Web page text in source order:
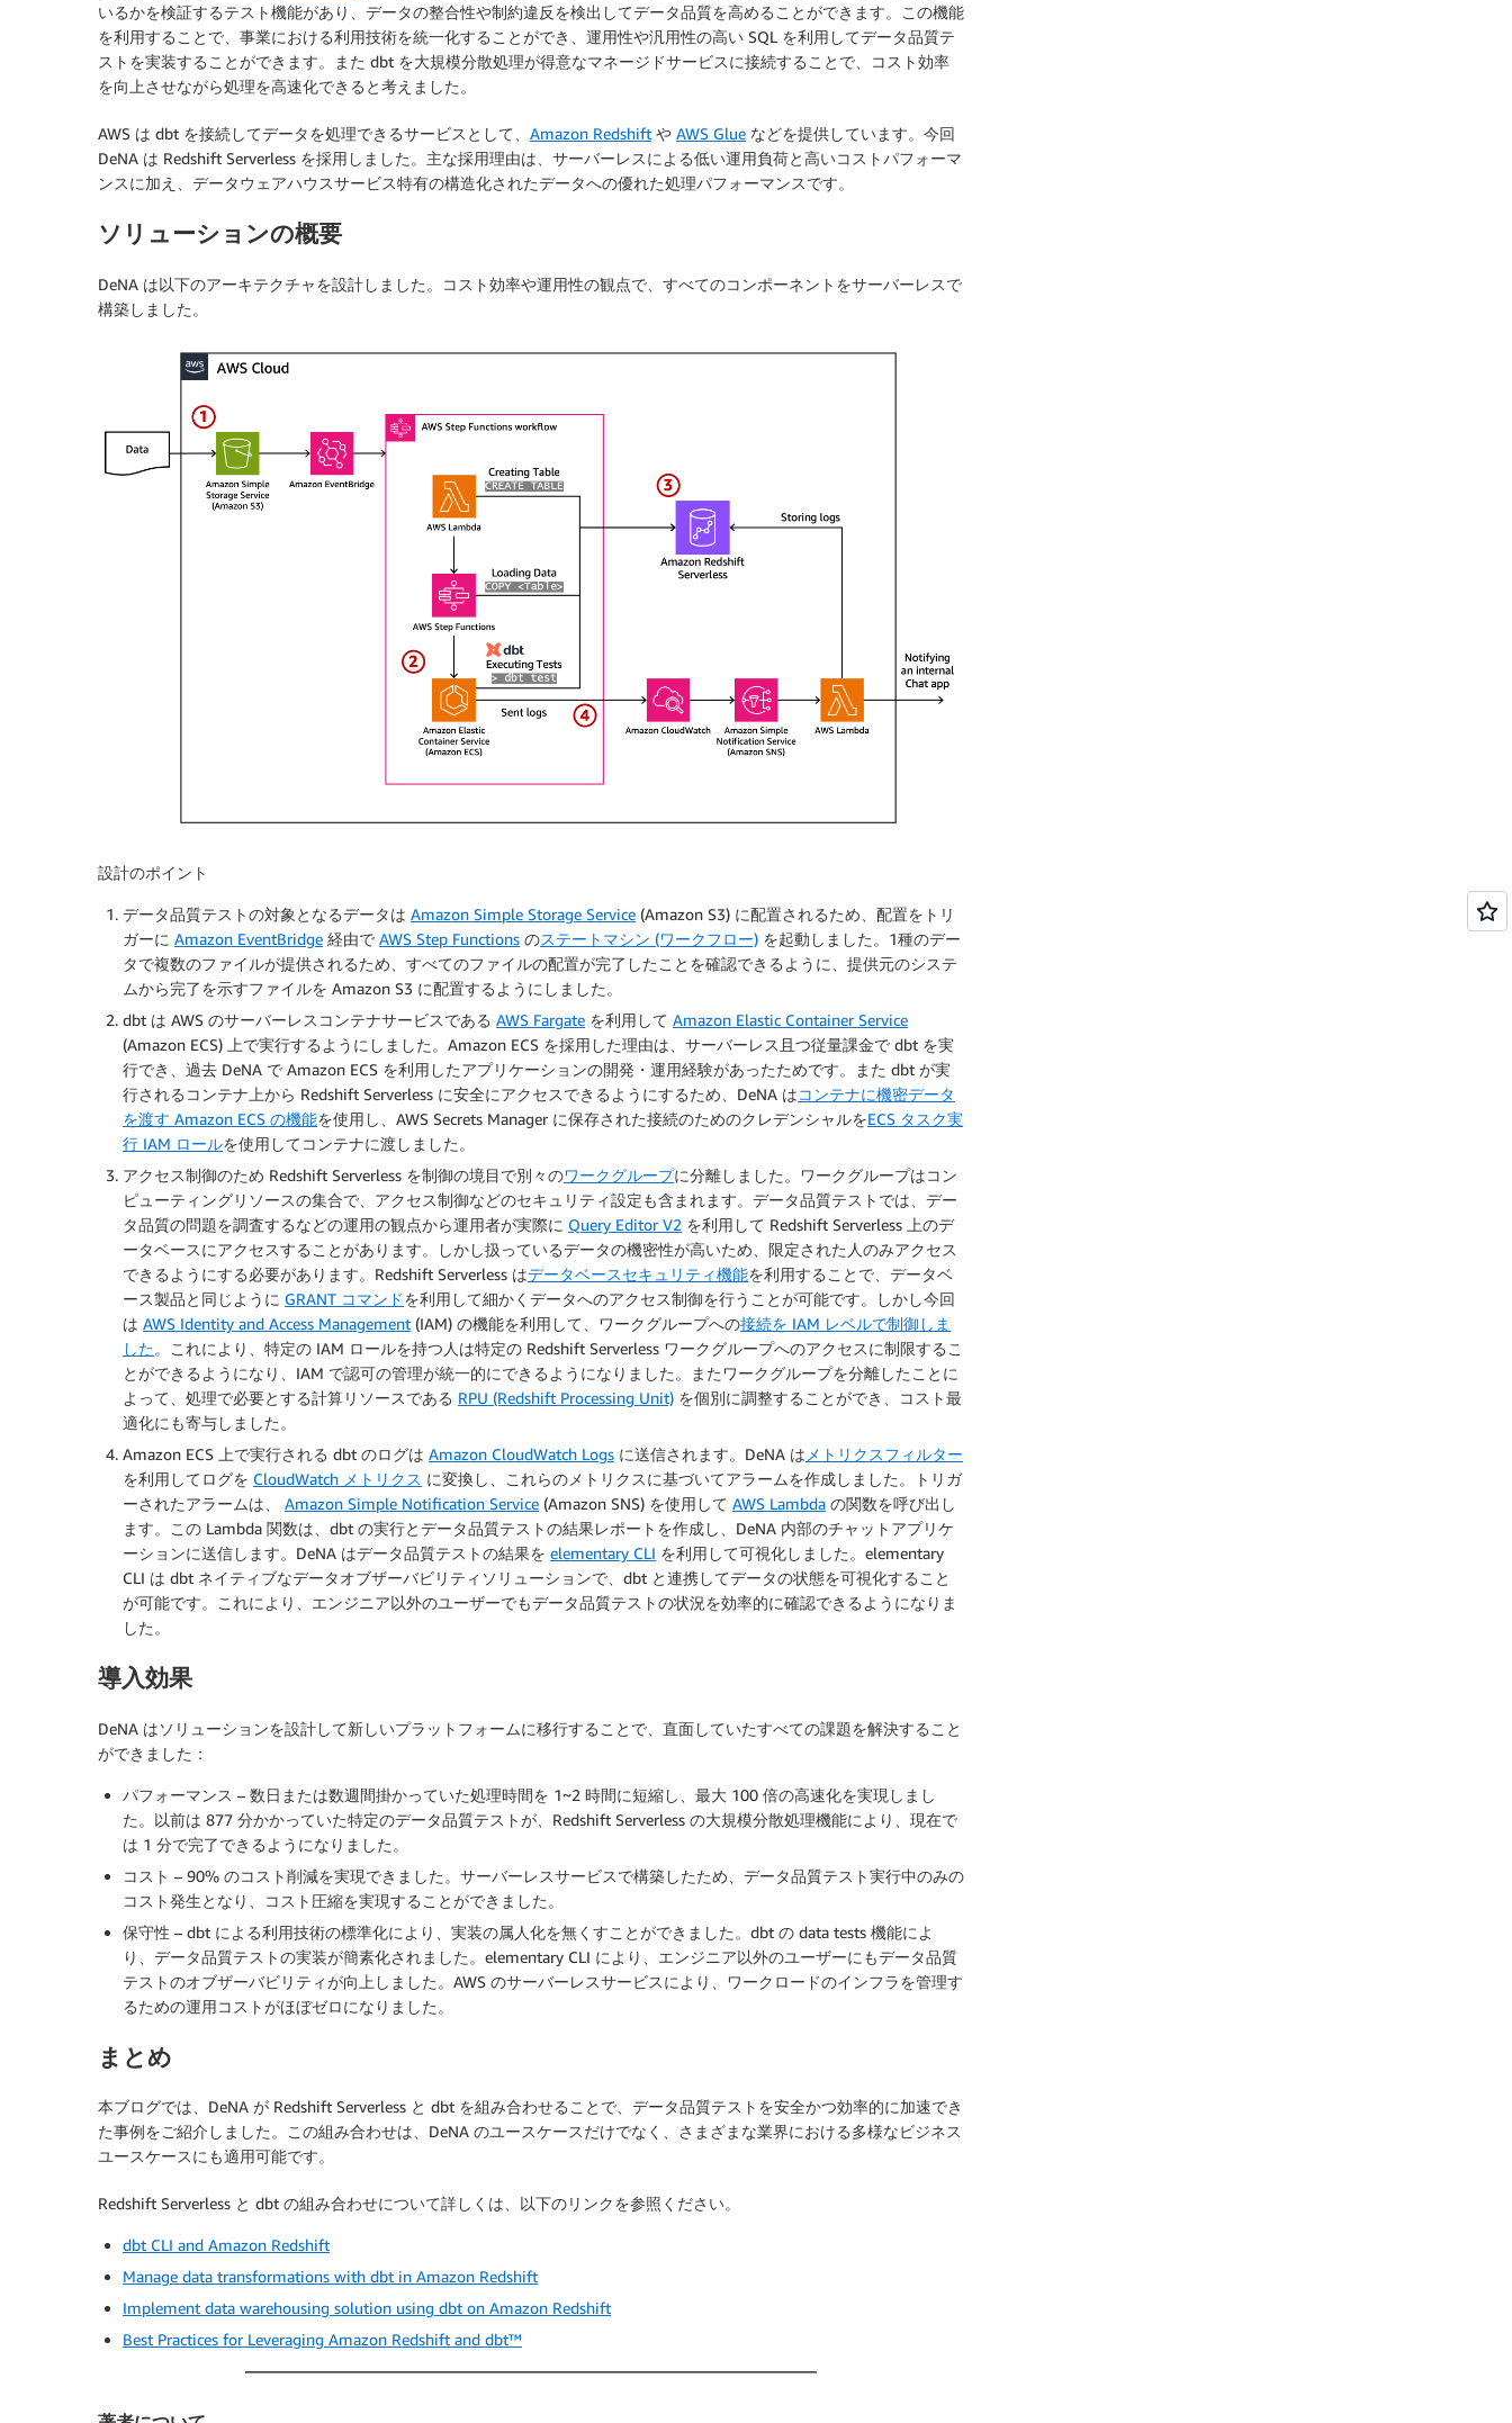
いるかを検証するテスト機能があり、データの整合性や制約違反を検出してデータ品質を高めることができます。この機能
を利用することで、事業における利用技術を統一化することができ、運用性や汎用性の高い SQL を利用してデータ品質テ
ストを実装することができます。また dbt を大規模分散処理が得意なマネージドサービスに接続することで、コスト効率
を向上させながら処理を高速化できると考えました。
AWS は dbt を接続してデータを処理できるサービスとして、 Amazon Redshift や AWS Glue などを提供しています。今回
DeNA は Redshift Serverless を採用しました。主な採用理由は、サーバーレスによる低い運用負荷と高いコストパフォーマ
ンスに加え、データウェアハウスサービス特有の構造化されたデータへの優れた処理パフォーマンスです。
ソリューションの概要
DeNA は以下のアーキテクチャを設計しました。コスト効率や運用性の観点で、すべてのコンポーネントをサーバーレスで
構築しました。
設計のポイント
データ品質テストの対象となるデータは Amazon Simple Storage Service (Amazon S3) に配置されるため、配置をトリ
ガーに Amazon EventBridge 経由で AWS Step Functions のステートマシン (ワークフロー) を起動しました。1種のデー
タで複数のファイルが提供されるため、すべてのファイルの配置が完了したことを確認できるように、提供元のシステ
ムから完了を示すファイルを Amazon S3 に配置するようにしました。
dbt は AWS のサーバーレスコンテナサービスである AWS Fargate を利用して Amazon Elastic Container Service
(Amazon ECS) 上で実行するようにしました。Amazon ECS を採用した理由は、サーバーレス且つ従量課金で dbt を実
行でき、過去 DeNA で Amazon ECS を利用したアプリケーションの開発・運用経験があったためです。また dbt が実
行されるコンテナ上から Redshift Serverless に安全にアクセスできるようにするため、DeNA はコンテナに機密データ
を渡す Amazon ECS の機能を使用し、AWS Secrets Manager に保存された接続のためのクレデンシャルをECS タスク実
行 IAM ロールを使用してコンテナに渡しました。
アクセス制御のため Redshift Serverless を制御の境目で別々のワークグループに分離しました。ワークグループはコン
ピューティングリソースの集合で、アクセス制御などのセキュリティ設定も含まれます。データ品質テストでは、デー
タ品質の問題を調査するなどの運用の観点から運用者が実際に Query Editor V2 を利用して Redshift Serverless 上のデ
ータベースにアクセスすることがあります。しかし扱っているデータの機密性が高いため、限定された人のみアクセス
できるようにする必要があります。Redshift Serverless はデータベースセキュリティ機能を利用することで、データベ
ース製品と同じように GRANT コマンドを利用して細かくデータへのアクセス制御を行うことが可能です。しかし今回
は AWS Identity and Access Management (IAM) の機能を利用して、ワークグループへの接続を IAM レベルで制御しま
した。これにより、特定の IAM ロールを持つ人は特定の Redshift Serverless ワークグループへのアクセスに制限するこ
とができるようになり、IAM で認可の管理が統一的にできるようになりました。またワークグループを分離したことに
よって、処理で必要とする計算リソースである RPU (Redshift Processing Unit) を個別に調整することができ、コスト最
適化にも寄与しました。
Amazon ECS 上で実行される dbt のログは Amazon CloudWatch Logs に送信されます。DeNA は メトリクスフィルター
を利用してログを CloudWatch メトリクス に変換し、これらのメトリクスに基づいてアラームを作成しました。トリガ
ーされたアラームは、 Amazon Simple Notification Service (Amazon SNS) を使用して AWS Lambda の関数を呼び出し
ます。この Lambda 関数は、dbt の実行とデータ品質テストの結果レポートを作成し、DeNA 内部のチャットアプリケ
ーションに送信します。DeNA はデータ品質テストの結果を elementary CLI を利用して可視化しました。elementary
CLI は dbt ネイティブなデータオブザーバビリティソリューションで、dbt と連携してデータの状態を可視化すること
が可能です。これにより、エンジニア以外のユーザーでもデータ品質テストの状況を効率的に確認できるようになりま
した。
導入効果
DeNA はソリューションを設計して新しいプラットフォームに移行することで、直面していたすべての課題を解決すること
ができました：
パフォーマンス – 数日または数週間掛かっていた処理時間を 1~2 時間に短縮し、最大 100 倍の高速化を実現しまし
た。以前は 877 分かかっていた特定のデータ品質テストが、Redshift Serverless の大規模分散処理機能により、現在で
は 1 分で完了できるようになりました。
コスト – 90% のコスト削減を実現できました。サーバーレスサービスで構築したため、データ品質テスト実行中のみの
コスト発生となり、コスト圧縮を実現することができました。
保守性 – dbt による利用技術の標準化により、実装の属人化を無くすことができました。dbt の data tests 機能によ
り、データ品質テストの実装が簡素化されました。elementary CLI により、エンジニア以外のユーザーにもデータ品質
テストのオブザーバビリティが向上しました。AWS のサーバーレスサービスにより、ワークロードのインフラを管理す
るための運用コストがほぼゼロになりました。
まとめ
本ブログでは、DeNA が Redshift Serverless と dbt を組み合わせることで、データ品質テストを安全かつ効率的に加速でき
た事例をご紹介しました。この組み合わせは、DeNA のユースケースだけでなく、さまざまな業界における多様なビジネス
ユースケースにも適用可能です。
Redshift Serverless と dbt の組み合わせについて詳しくは、以下のリンクを参照ください。
dbt CLI and Amazon Redshift
Manage data transformations with dbt in Amazon Redshift
Implement data warehousing solution using dbt on Amazon Redshift
Best Practices for Leveraging Amazon Redshift and dbt™